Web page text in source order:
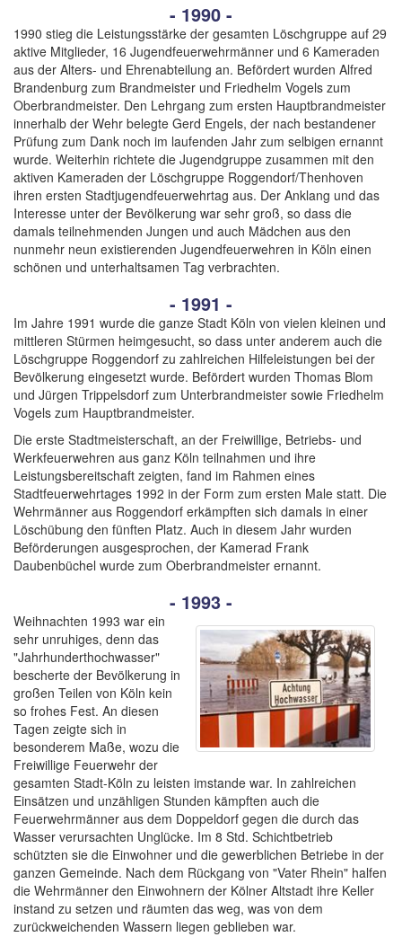
- 1990 -
1990 stieg die Leistungsstärke der gesamten Löschgruppe auf 29
aktive Mitglieder, 16 Jugendfeuerwehrmänner und 6 Kameraden
aus der Alters- und Ehrenabteilung an. Befördert wurden Alfred
Brandenburg zum Brandmeister und Friedhelm Vogels zum
Oberbrandmeister. Den Lehrgang zum ersten Hauptbrandmeister
innerhalb der Wehr belegte Gerd Engels, der nach bestandener
Prüfung zum Dank noch im laufenden Jahr zum selbigen ernannt
wurde. Weiterhin richtete die Jugendgruppe zusammen mit den
aktiven Kameraden der Löschgruppe Roggendorf/Thenhoven
ihren ersten Stadtjugendfeuerwehrtag aus. Der Anklang und das
Interesse unter der Bevölkerung war sehr groß, so dass die
damals teilnehmenden Jungen und auch Mädchen aus den
nunmehr neun existierenden Jugendfeuerwehren in Köln einen
schönen und unterhaltsamen Tag verbrachten.
- 1991 -
Im Jahre 1991 wurde die ganze Stadt Köln von vielen kleinen und
mittleren Stürmen heimgesucht, so dass unter anderem auch die
Löschgruppe Roggendorf zu zahlreichen Hilfeleistungen bei der
Bevölkerung eingesetzt wurde. Befördert wurden Thomas Blom
und Jürgen Trippelsdorf zum Unterbrandmeister sowie Friedhelm
Vogels zum Hauptbrandmeister.
Die erste Stadtmeisterschaft, an der Freiwillige, Betriebs- und
Werkfeuerwehren aus ganz Köln teilnahmen und ihre
Leistungsbereitschaft zeigten, fand im Rahmen eines
Stadtfeuerwehrtages 1992 in der Form zum ersten Male statt. Die
Wehrmänner aus Roggendorf erkämpften sich damals in einer
Löschübung den fünften Platz. Auch in diesem Jahr wurden
Beförderungen ausgesprochen, der Kamerad Frank
Daubenbüchel wurde zum Oberbrandmeister ernannt.
- 1993 -
Weihnachten 1993 war ein
sehr unruhiges, denn das
"Jahrhunderthochwasser"
bescherte der Bevölkerung in
großen Teilen von Köln kein
so frohes Fest. An diesen
Tagen zeigte sich in
besonderem Maße, wozu die
Freiwillige Feuerwehr der
gesamten Stadt-Köln zu leisten imstande war. In zahlreichen
Einsätzen und unzähligen Stunden kämpften auch die
Feuerwehrmänner aus dem Doppeldorf gegen die durch das
Wasser verursachten Unglücke. Im 8 Std. Schichtbetrieb
schützten sie die Einwohner und die gewerblichen Betriebe in der
ganzen Gemeinde. Nach dem Rückgang von "Vater Rhein" halfen
die Wehrmänner den Einwohnern der Kölner Altstadt ihre Keller
instand zu setzen und räumten das weg, was von dem
zurückweichenden Wassern liegen geblieben war.